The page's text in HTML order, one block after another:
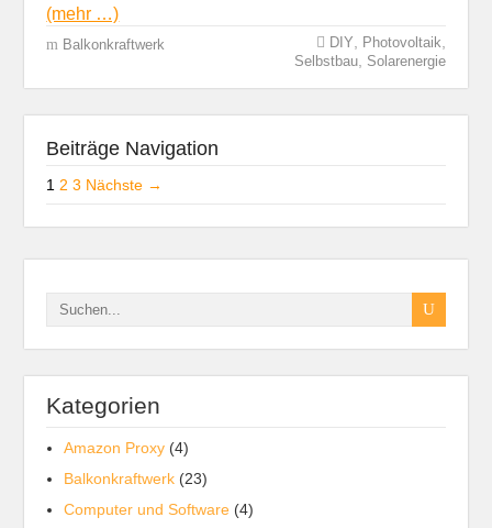
(mehr …)
Balkonkraftwerk DIY Photovoltaik
Selbstbau, Solarenergie
Beiträge Navigation
1 2 3 Nächste →
Kategorien
Amazon Proxy (4)
Balkonkraftwerk (23)
Computer und Software (4)